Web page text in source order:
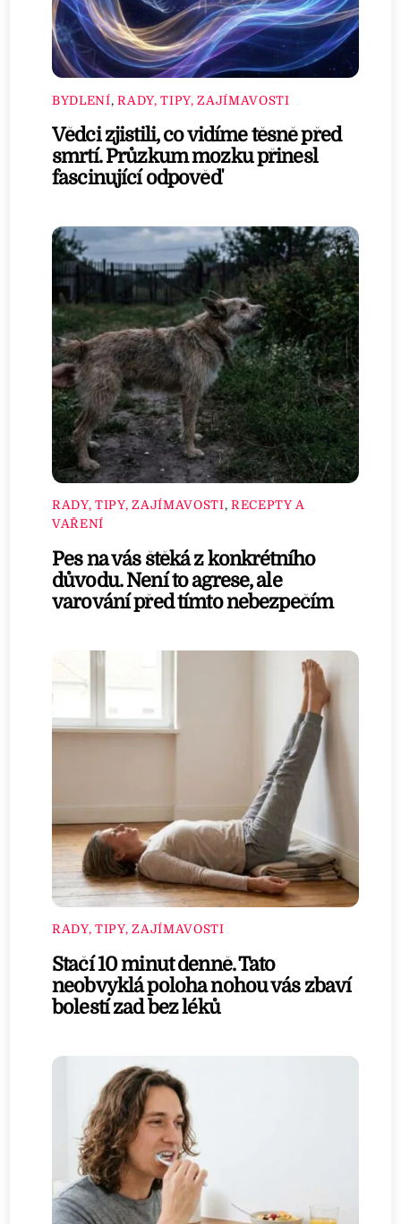
BYDLENÍ,RADY, TIPY, ZAJÍMAVOSTI
Vědci zjistili, co vidíme těsně před
smrtí. Průzkum mozku přinesl
fascinující odpověď
RADY, TIPY, ZAJÍMAVOSTI, RECEPTY A
VAŘENÍ
Pes na vás štěká z konkrétního
důvodu. Není to agrese, ale
varování před tímto nebezpečím
RADY, TIPY, ZAJÍMAVOSTI
Stačí 10 minut denně. Tato
neobvyklá poloha nohou vás zbaví
bolestí zad bez léků